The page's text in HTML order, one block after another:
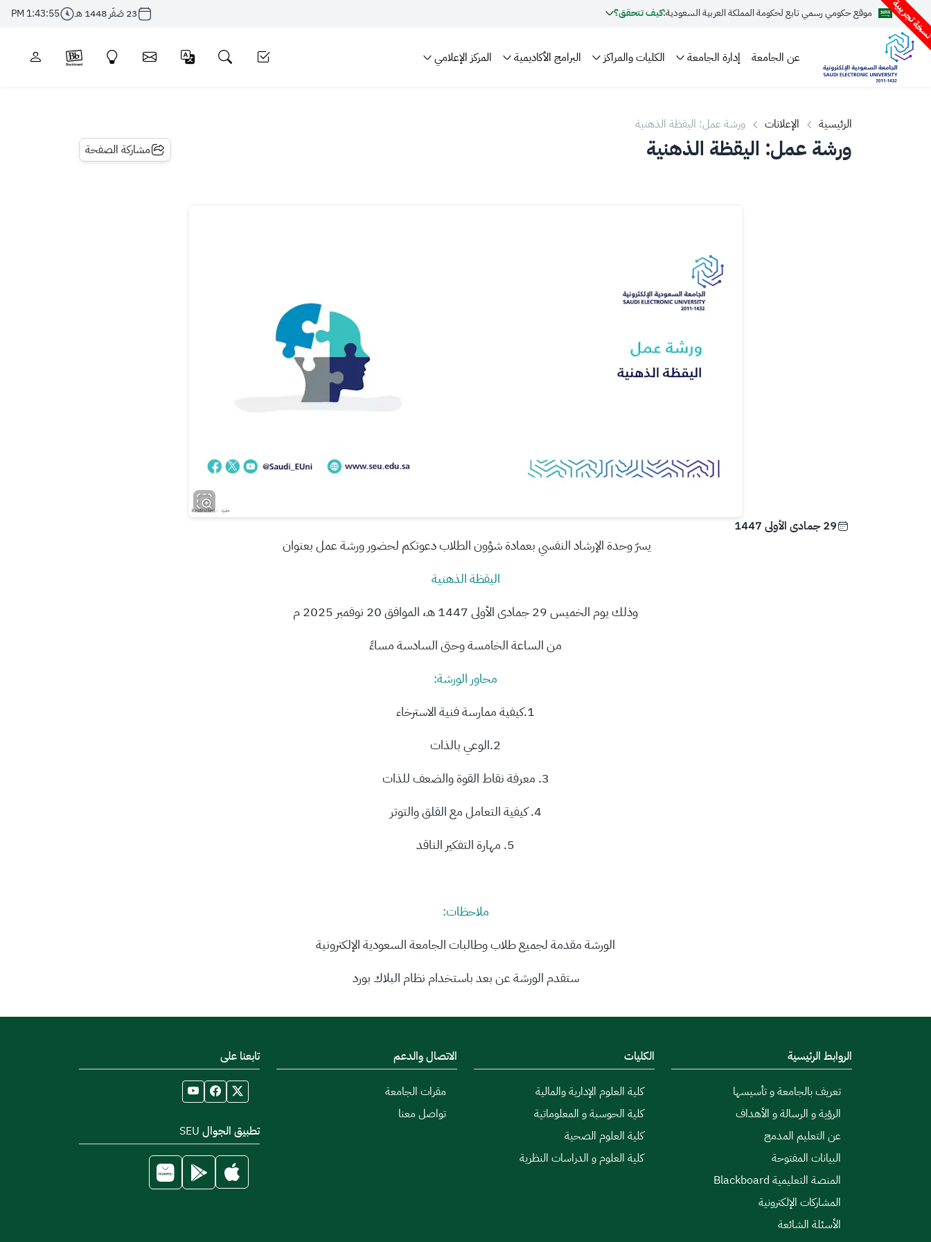
تجريبية موقع حكومي رسمي تابع لحكومة المملكة العربية السعودية:كيف تتحقق؟ 23 صَفَر 1448 هـ 1:43:55 PM
عن الجامعة إدارة الجامعة الكليات والمراكز البرامج الأكاديمية المركز الإعلامي
الرئيسية الإعلانات ورشة عمل: اليقظة الذهنية
ورشة عمل: اليقظة الذهنية مشاركة الصفحة
29 جمادى الأولى 1447
يسرّ وحدة الإرشاد النفسي بعمادة شؤون الطلابدعوتكم لحضور ورشة عمل بعنوان
اليقظة الذهنية
وذلك يوم الخميس 29 جمادى الأولى 1447 هـ، الموافق 20 نوفمبر 2025 م
من الساعة الخامسة وحتى السادسة مساءً
محاور الورشة:
1.كيفية ممارسة فنية الاسترخاء
2.الوعي بالذات
3. معرفة نقاط القوة والضعف للذات
4. كيفية التعامل مع القلق والتوتر
5. مهارة التفكير الناقد
ملاحظات:
الورشة مقدمة لجميع طلاب وطالبات الجامعة السعودية الإلكترونية
ستقدم الورشة عن بعد باستخدام نظام البلاك بورد
الروابط الرئيسية
تعريف بالجامعة و تأسيسها
الرؤية و الرسالة و الأهداف
عن التعليم المدمج
البيانات المفتوحة
المنصة التعليمية Blackboard
المشاركات الإلكترونية
الأسئلة الشائعة
الكليات
كلية العلوم الإدارية والمالية
كلية الحوسبة و المعلوماتية
كلية العلوم الصحية
كلية العلوم و الدراسات النظرية
الاتصال والدعم
مقرات الجامعة
تواصل معنا
تابعنا على
تطبيق الجوال SEU